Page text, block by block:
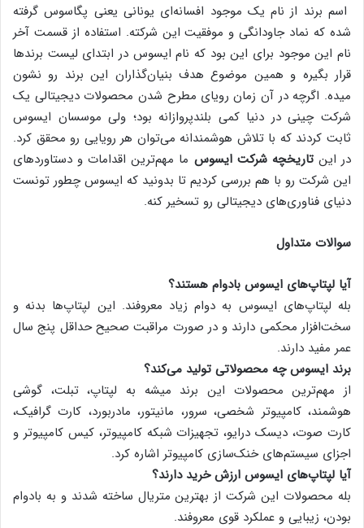
اسم برند از نام یک موجود افسانه‌ای یونانی یعنی پگاسوس گرفته
شده که نماد جاودانگی و موفقیت این شرکته. استفاده از قسمت آخر
نام این موجود برای این بود که نام ایسوس در ابتدای لیست برندها
قرار بگیره و همین موضوع هدف بنیان‌گذاران این برند رو نشون
میده. اگرچه در آن زمان رویای مطرح شدن محصولات دیجیتالی یک
شرکت چینی در دنیا کمی بلندپروازانه بود؛ ولی موسسان ایسوس
ثابت کردند که با تلاش هوشمندانه می‌توان هر رویایی رو محقق کرد.
در اینتاریخچه شرکت ایسوس ما مهم‌ترین اقدامات و دستاوردهای
این شرکت رو با هم بررسی کردیم تا بدونید که ایسوس چطور تونست
دنیای فناوری‌های دیجیتالی رو تسخیر کنه.
سوالات متداول
آیا لپتاپ‌های ایسوس بادوام هستند؟
بله لپتاپ‌های ایسوس به دوام زیاد معروفند. این لپتاپ‌ها بدنه و
سخت‌افزار محکمی دارند و در صورت مراقبت صحیح حداقل پنج سال
عمر مفید دارند.
برند ایسوس چه محصولاتی تولید می‌کند؟
از مهم‌ترین محصولات این برند میشه به لپتاپ، تبلت، گوشی‌
هوشمند، کامپیوتر شخصی، سرور، مانیتور، مادربورد، کارت گرافیک،
کارت صوت، دیسک درایو، تجهیزات شبکه کامپیوتر، کیس کامپیوتر و
اجزای سیستم‌های خنک‌سازی کامپیوتر اشاره کرد.
آیا لپتاپ‌های ایسوس ارزش خرید دارند؟
بله محصولات این شرکت از بهترین متریال ساخته شدند و به بادوام
بودن، زیبایی و عملکرد قوی معروفند.